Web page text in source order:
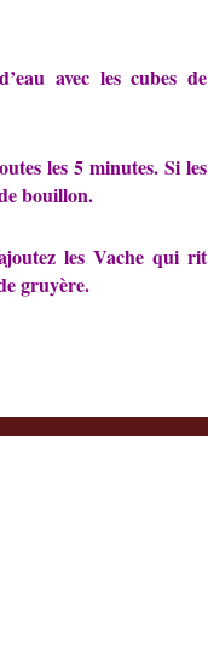
avec les cubes de
les 5 minutes. Si les
bouillon.
les Vache qui rit
gruyère.